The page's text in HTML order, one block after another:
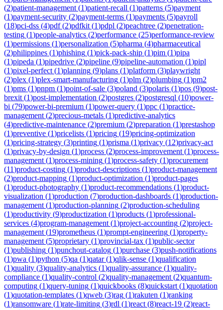
(2)patient-management (1)patient-recall (1)patterns (5)payment
(1)payment-security (2)payment-terms (1)payments (5)payroll
(18)pci-dss (4)pdf(2)pdfkit (1)pdpl (2)peachtree (2)penetration-
testing (1)people-analytics (2)performance (25)performance-review
(1)permissions (1)personalization (5)pharma (4)pharmaceutical
(2)philippines (1)phishing (1)pick-pack-ship (1)pim (1)pipa
(1)pipeda (1)pipedrive (2)pipeline (9)pipeline-automation (1)pipl
(1)pixel-perfect (1)planning (9)plans (1)platform (3)playwright
(2)plex (1)plex-smart-manufacturing (1)plm (2)plumbing (1)pm2
(1)pms (1)pnpm (1)point-of-sale (3)poland (3)polaris (1)pos (9)post-
brexit (1)post-implementation (2)postgres (2)postgresql (10)power-
bi (79)power-bi-premium (1)power-query (1)ppc (1)practice-
management (2)precious-metals (1)predictive-analytics
(4)predictive-maintenance (2)premium (2)preparation (1)prestashop
(1)preventive (1)pricelists (1)pricing (19)pricing-optimization
(1)pricing-strategy (3)printing (1)prisma (1)privacy (12)privacy-act
(1)privacy-by-design (1)process (2)process-improvement (1)process-
management (1)process-mining (1)process-safety (1)procurement
(11)product-costing (1)product-descriptions (1)product-management
(2)product-mapping (1)product-optimization (1)product-pages
(1)product-photography (1)product-recommendations (1)product-
visualization (1)production (7)production-dashboards (1)production-
management (1)production-planning (2)production-scheduling
(1)productivity (9)productization (1)products (1)professional-
services (4)program-management (1)project-accounting (2)project-
management (19)prometheus (1)prompt-engineering (1)property-
management (5)proprietary (1)provincial-tax (1)public-sector
(1)publishing (1)punchout-catalog (1)purchase (3)push-notifications
(1)pwa (1)python (5)qa (1)qatar(1)qlik-sense (1)qualification
(1)quality (3)quality-analytics (1)quality-assurance (1)quality-
compliance (1)quality-control (2)quality-management (2)quantum-
computing (1)query-tuning (1)quickbooks (8)quickstart (1)quotation
(1)quotation-templates (1)qweb (3)rag (1)rakuten (1)ranking
(1)ransomware (1)rate-limiting (3)rdl (1)react (8)react-19 (2)react-